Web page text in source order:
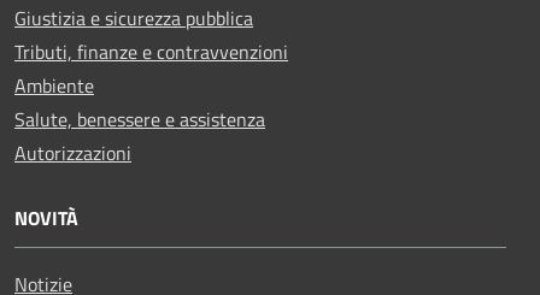
Giustizia e sicurezza pubblica
Tributi, finanze e contravvenzioni
Ambiente
Salute, benessere e assistenza
Autorizzazioni
NOVITÀ
Notizie